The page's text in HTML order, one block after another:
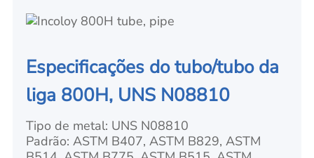
Especificações do tubo/tubo da
liga 800H, UNS N08810
Tipo de metal: UNS N08810
Padrão: ASTM B407, ASTM B829, ASTM